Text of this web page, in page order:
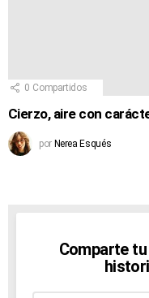
0 Compartidos
Cierzo, aire con
por Nerea Esqués
Comparte